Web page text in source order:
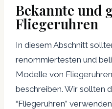
Bekannte und
Fliegeruhren
In diesem Abschnitt
renommiertesten und
Modelle von
beschreiben. Wir sollten
“Fliegeruhren”